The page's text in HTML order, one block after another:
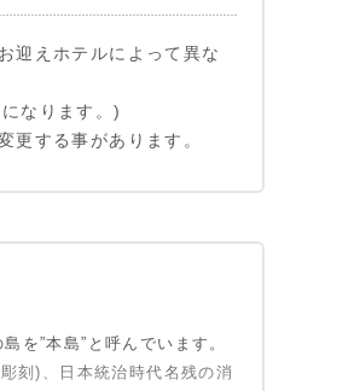
迎えホテルによって異な
なります。)
更する事があります。
を”本島”と呼んでいます。
刻)、日本統治時代名残の消